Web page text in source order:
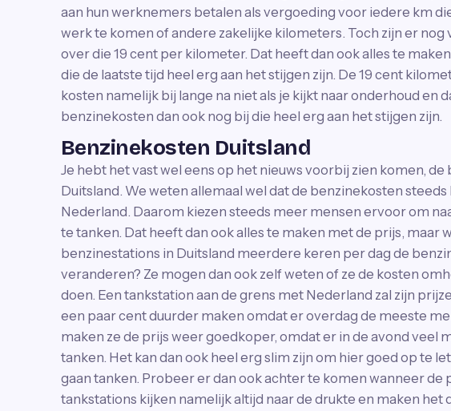
aan hun werknemers betalen als vergoeding voor iedere km
werk te komen of andere zakelijke kilometers. Toch zijn er nog
over die 19 cent per kilometer. Dat heeft dan ook alles te
die de laatste tijd heel erg aan het stijgen zijn. De 19 cent
kosten namelijk bij lange na niet als je kijkt naar onderhoud en
benzinekosten dan ook nog bij die heel erg aan het stijgen zijn.
Benzinekosten Duitsland
Je hebt het vast wel eens op het nieuws voorbij zien komen, de
Duitsland. We weten allemaal wel dat de benzinekosten
Nederland. Daarom kiezen steeds meer mensen ervoor om
te tanken. Dat heeft dan ook alles te maken met de prijs, maar
benzinestations in Duitsland meerdere keren per dag de
veranderen? Ze mogen dan ook zelf weten of ze de kosten
doen. Een tankstation aan de grens met Nederland zal zijn
een paar cent duurder maken omdat er overdag de meeste
maken ze de prijs weer goedkoper, omdat er in de avond veel
tanken. Het kan dan ook heel erg slim zijn om hier goed op te
gaan tanken. Probeer er dan ook achter te komen wanneer de
tankstations kijken namelijk altijd naar de drukte en maken het